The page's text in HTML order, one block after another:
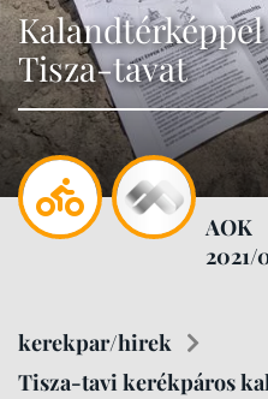
Tisza-tavat
AOK
2021/
kerekpar/hirek
Tisza-tavi kerékpáros